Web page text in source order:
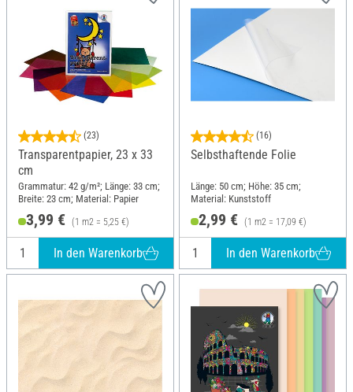
(23)
Transparentpapier, 23 x 33
cm
Grammatur: 42 g/m²; Länge: 33 cm;
Breite: 23 cm; Material: Papier
3,99 € (1 m2 = 5,25 €)
In den Warenkorb
(16)
Selbsthaftende Folie
Länge: 50 cm; Höhe: 35 cm;
Material: Kunststoff
2,99 € (1 m2 = 17,09 €)
In den Warenkorb